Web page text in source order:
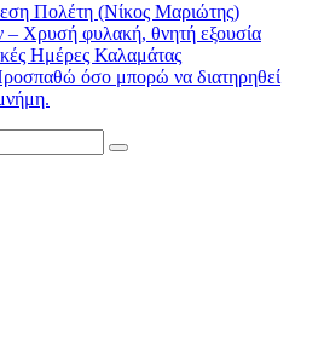
Πολέτη (Νίκος Μαριώτης)
– Χρυσή φυλακή, θνητή εξουσία
Ημέρες Καλαμάτας
όσο μπορώ να διατηρηθεί